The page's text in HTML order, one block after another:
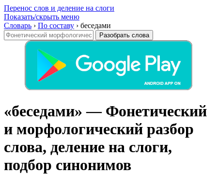
Перенос слов и деление на слоги
Показать/скрыть меню
Словарь › По составу › беседами
Разобрать слова
«беседами» — Фонетический
и морфологический разбор
слова, деление на слоги,
подбор синонимов